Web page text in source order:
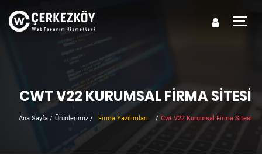
CWT V22 KURUMSAL FIRMA SITESI
Ana Sayfa / Ürünlerimiz / Firma Yazılımları / Cwt V22 Kurumsal Firma Sitesi